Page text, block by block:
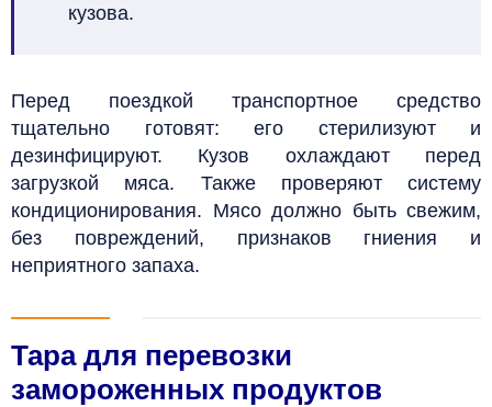
кузова.
Перед поездкой транспортное средство
тщательно готовят: его стерилизуют и
дезинфицируют. Кузов охлаждают перед
загрузкой мяса. Также проверяют систему
кондиционирования. Мясо должно быть свежим,
без повреждений, признаков гниения и
неприятного запаха.
Тара для перевозки
замороженных продуктов